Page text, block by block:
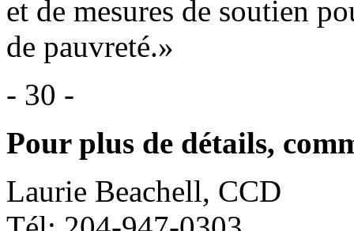
et de mesures de soutien
de pauvreté.»
- 30 -
Pour plus de détails,
Laurie Beachell, CCD